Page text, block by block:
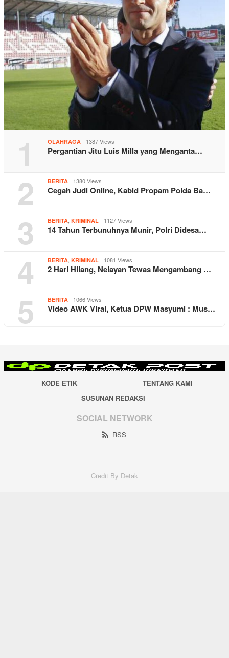
1 OLAHRAGA 1387 Views
Pergantian Jitu Luis Milla yang Menganta…
2 BERITA 1380 Views
Cegah Judi Online, Kabid Propam Polda Ba…
3 BERITA KRIMINAL 1127 Views
14 Tahun Terbunuhnya Munir, Polri Didesa…
4 BERITA KRIMINAL 1081 Views
2 Hari Hilang, Nelayan Tewas Mengambang …
5 BERITA 1066 Views
Video AWK Viral, Ketua DPW Masyumi : Mus…
KODE ETIK
TENTANG KAMI
SUSUNAN REDAKSI
SOCIAL NETWORK
RSS
Credit By Detak